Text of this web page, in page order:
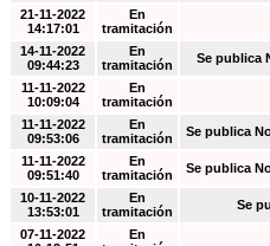
21-11-2022
14:17:01
En
tramitación
14-11-2022
09:44:23
En
tramitación
Se publica
11-11-2022
10:09:04
En
tramitación
11-11-2022
09:53:06
En
tramitación
Se publica
11-11-2022
09:51:40
En
tramitación
Se publica
10-11-2022
13:53:01
En
tramitación
Se
07-11-2022
En